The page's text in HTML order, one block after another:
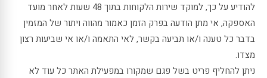
להודיע על כך, למוקד שירות הלקוחות בתוך 48 שעות לאחר מועד
האספקה, אי מתן הודעה בפרק הזמן כאמור מהווה ויתור של המזמין
בדבר כל טענה ו/או תביעה בקשר, לאי התאמה ו/או אי שביעות רצון
מצדו.
ניתן להחליף פריט בשל פגם שמקורו במפעילת האתר כל עוד לא